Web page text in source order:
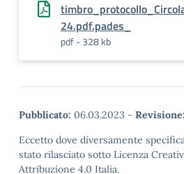
24.pdf.pades_
pdf - 328 kb
Pubblicato: 06.03.2023 - Revisione:
Eccetto dove diversamente
stato rilasciato sotto Licenza
Attribuzione 4.0 Italia.